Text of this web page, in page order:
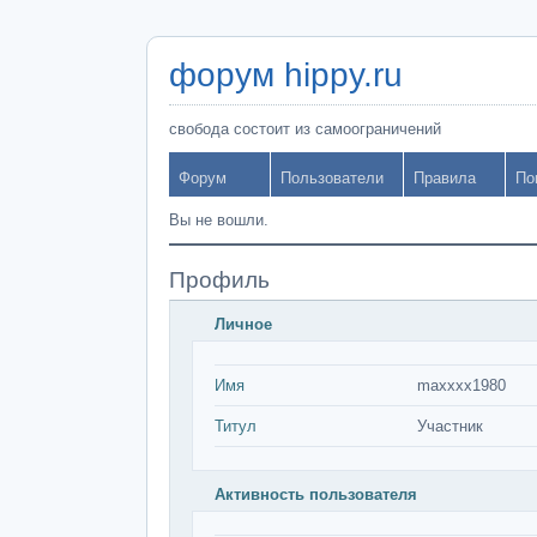
форум hippy.ru
свобода состоит из самоограничений
Форум Пользователи Правила
Вы не вошли.
Профиль
Личное
Имя maxxxx1980
Титул Участник
Активность пользователя